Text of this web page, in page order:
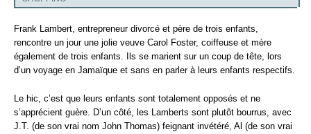
Frank Lambert, entrepreneur divorcé et père de trois enfants,
rencontre un jour une jolie veuve Carol Foster, coiffeuse et mère
également de trois enfants. Ils se marient sur un coup de tête, lors
d’un voyage en Jamaïque et sans en parler à leurs enfants respectifs.
Le hic, c’est que leurs enfants sont totalement opposés et ne
s’apprécient guère. D’un côté, les Lamberts sont plutôt bourrus, avec
J.T. (de son vrai nom John Thomas) feignant invétéré, Al (de son vrai